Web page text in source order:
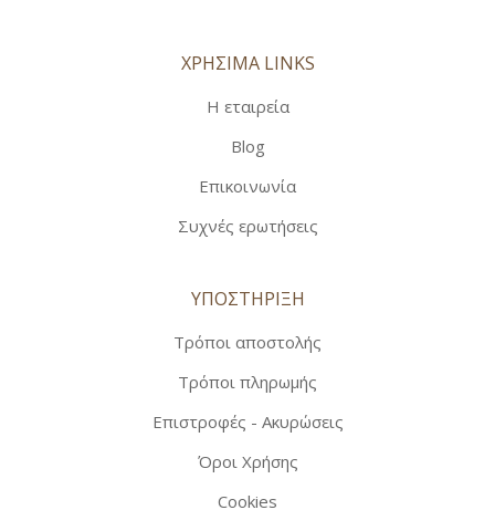
ΧΡΗΣΙΜΑ LINKS
Η εταιρεία
Blog
Επικοινωνία
Συχνές ερωτήσεις
ΥΠΟΣΤΗΡΙΞΗ
Τρόποι αποστολής
Τρόποι πληρωμής
Επιστροφές - Ακυρώσεις
Όροι Χρήσης
Cookies